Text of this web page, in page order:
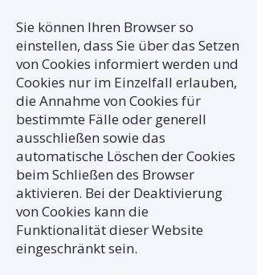
Sie können Ihren Browser so
einstellen, dass Sie über das Setzen
von Cookies informiert werden und
Cookies nur im Einzelfall erlauben,
die Annahme von Cookies für
bestimmte Fälle oder generell
ausschließen sowie das
automatische Löschen der Cookies
beim Schließen des Browser
aktivieren. Bei der Deaktivierung
von Cookies kann die
Funktionalität dieser Website
eingeschränkt sein.